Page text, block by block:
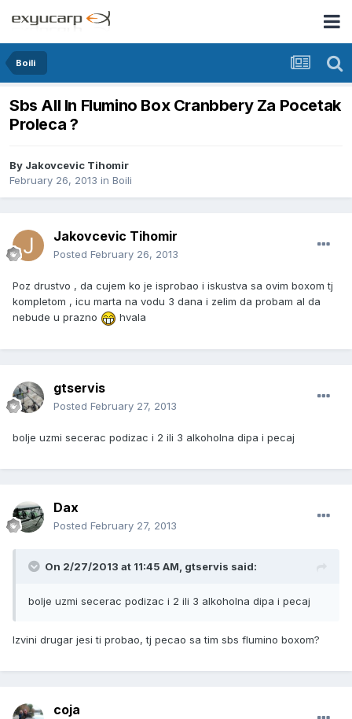
Boili
Sbs All In Flumino Box Cranbbery Za Pocetak
Proleca ?
By Jakovcevic Tihomir
February 26, 2013 in Boili
Jakovcevic Tihomir
Posted February 26, 2013
Poz drustvo , da cujem ko je isprobao i iskustva sa ovim boxom tj
kompletom , icu marta na vodu 3 dana i zelim da probam al da
nebude u prazno
hvala
gtservis
Posted February 27, 2013
bolje uzmi secerac podizac i 2 ili 3 alkoholna dipa i pecaj
Dax
Posted February 27, 2013
On 2/27/2013 at 11:45 AM, gtservis said:
bolje uzmi secerac podizac i 2 ili 3 alkoholna dipa i pecaj
Izvini drugar jesi ti probao, tj pecao sa tim sbs flumino boxom?
coja